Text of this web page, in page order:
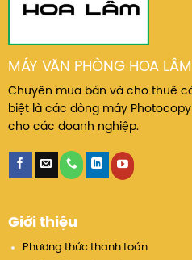
MÁY VĂN PHÒNG HOA LÂM
Chuyên mua bán và cho thuê
biệt là các dòng máy
cho các doanh nghiệp.
Giới thiệu
Phương thức thanh toán